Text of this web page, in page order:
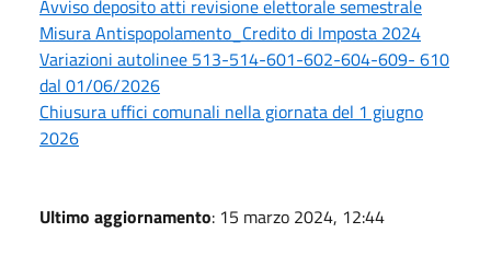
Avviso deposito atti revisione elettorale semestrale
Misura Antispopolamento_Credito di Imposta 2024
Variazioni autolinee 513-514-601-602-604-609- 610
dal 01/06/2026
Chiusura uffici comunali nella giornata del 1 giugno
2026
Ultimo aggiornamento: 15 marzo 2024, 12:44